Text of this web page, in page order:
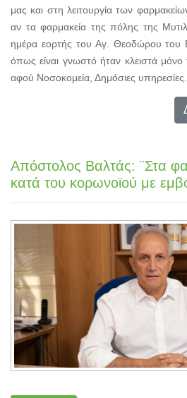
μας και στη λειτουργία των
αν τα φαρμακεία της πόλης της
ημέρα εορτής του Αγ. Θεοδώρου του
όπως είναι γνωστό ήταν κλειστά
αφού Νοσοκομεία, Δημόσιες
Απόστολος Βαλτάς: ¨Στα
κατά του κορωνοϊού με